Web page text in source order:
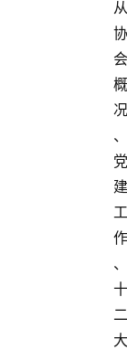
从
协
会
概
况
、
党
建
工
作
、
十
二
大